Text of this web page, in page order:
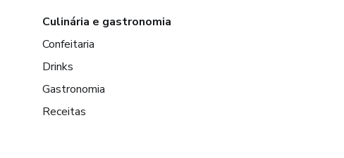
Culinária e gastronomia
Confeitaria
Drinks
Gastronomia
Receitas